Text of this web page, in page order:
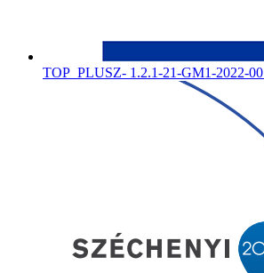
TOP_PLUSZ- 1.2.1-21-GM1-2022-